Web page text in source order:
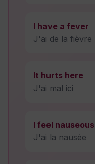
I have a fever
J'ai de la fièvre
It hurts here
J'ai mal ici
I feel nauseous
J'ai la nausée